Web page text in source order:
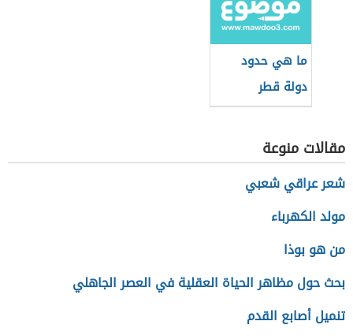
ما هي حدود
دولة قطر
مقالات منوعة
شعر عراقي شعبي
مولد الكهرباء
من هو بوذا
بحث حول مظاهر الحياة العقلية في العصر الجاهلي
تنميل أصابع القدم